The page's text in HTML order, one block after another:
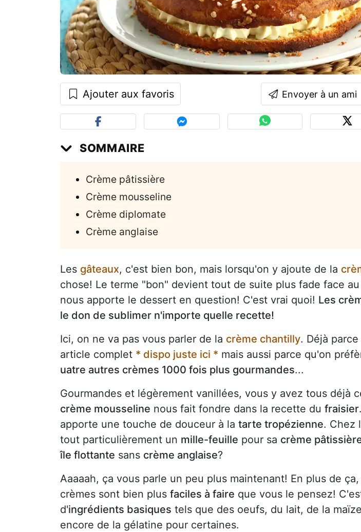
Ajouter aux favoris Envoyer à un ami
SOMMAIRE
Crème pâtissière
Crème mousseline
Crème diplomate
Crème anglaise
Les gâteaux, c'est bien bon, mais lorsqu'on y ajoute de la
chose! Le terme "bon" devient tout de suite plus fade face au
nous apporte le dessert en question! C'est vrai quoi! Les
le don de sublimer n'importe quelle recette!
Ici, on ne va pas vous parler de la crème chantilly. Déjà
article complet * dispo juste ici * mais aussi parce qu'on
uatre autres crèmes 1000 fois plus gourmandes...
Gourmandes et légèrement vanillées, vous y avez tous déjà
crème mousseline nous fait fondre dans la recette du fraisier
apporte une touche de douceur à la tarte tropézienne. Chez
tout particulièrement un mille-feuille pour sa crème
île flottante sans crème anglaise?
Aaaaah, ça vous parle un peu plus maintenant! En plus de
crèmes sont bien plus faciles à faire que vous le pensez!
d'ingrédients basiques tels que des oeufs, du lait, de la
encore de la gélatine pour certaines.